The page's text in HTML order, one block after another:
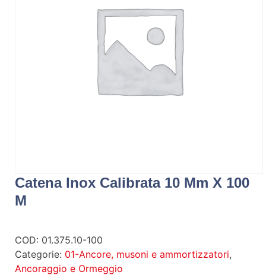
Catena Inox Calibrata 10 Mm X 100
M
COD: 01.375.10-100
Categorie: 01-Ancore, musoni e ammortizzatori,
Ancoraggio e Ormeggio